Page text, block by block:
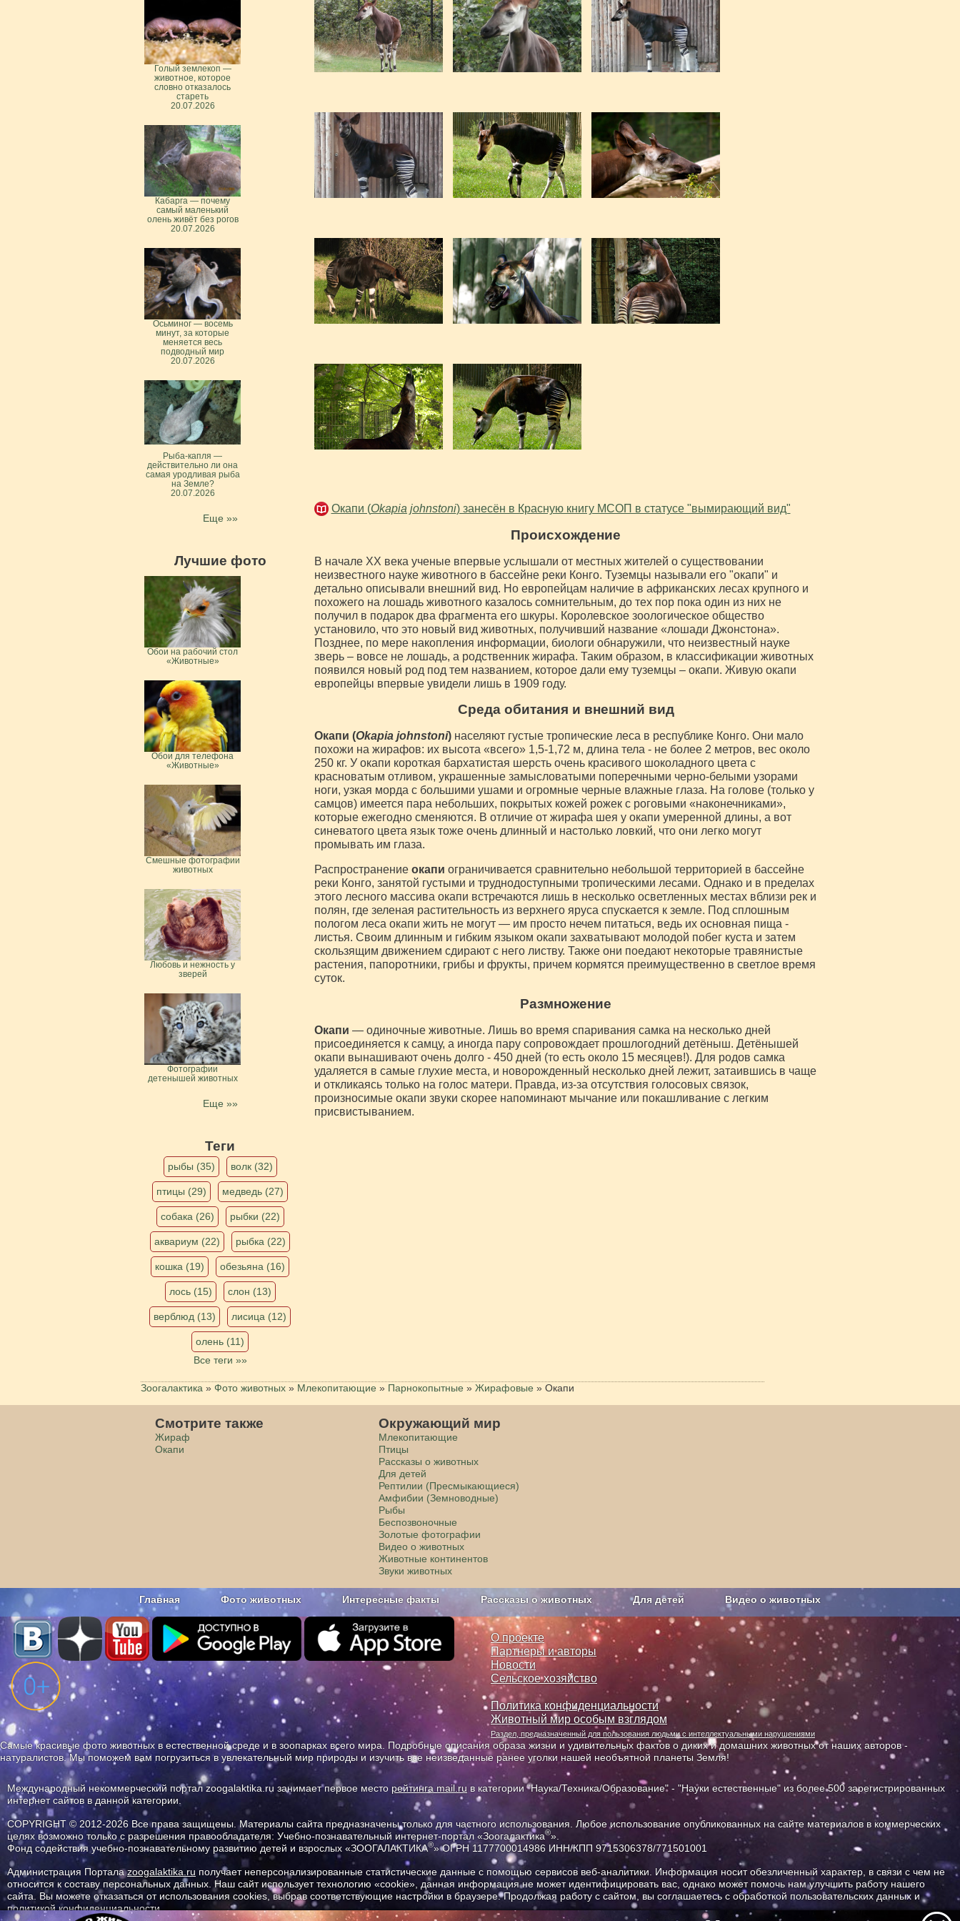
Окапи (Okapia johnstoni) занесён в Красную книгу МСОП в статусе "вымирающий вид"
Происхождение
В начале XX века ученые впервые услышали от местных жителей о существовании
неизвестного науке животного в бассейне реки Конго. Туземцы называли его "окапи" и
детально описывали внешний вид. Но европейцам наличие в африканских лесах крупного и
похожего на лошадь животного казалось сомнительным, до тех пор пока один из них не
получил в подарок два фрагмента его шкуры. Королевское зоологическое общество
установило, что это новый вид животных, получивший название «лошади Джонстона».
Позднее, по мере накопления информации, биологи обнаружили, что неизвестный науке
зверь – вовсе не лошадь, а родственник жирафа. Таким образом, в классификации животных
появился новый род под тем названием, которое дали ему туземцы – окапи. Живую окапи
европейцы впервые увидели лишь в 1909 году.
Среда обитания и внешний вид
Окапи (Okapia johnstoni)населяют густые тропические леса в республике Конго. Они мало
похожи на жирафов: их высота «всего» 1,5-1,72 м, длина тела - не более 2 метров, вес около
250 кг. У окапи короткая бархатистая шерсть очень красивого шоколадного цвета с
красноватым отливом, украшенные замысловатыми поперечными черно-белыми узорами
ноги, узкая морда с большими ушами и огромные черные влажные глаза. На голове (только у
самцов) имеется пара небольших, покрытых кожей рожек с роговыми «наконечниками»,
которые ежегодно сменяются. В отличие от жирафа шея у окапи умеренной длины, а вот
синеватого цвета язык тоже очень длинный и настолько ловкий, что они легко могут
промывать им глаза.
Распространение окапи ограничивается сравнительно небольшой территорией в бассейне
реки Конго, занятой густыми и труднодоступными тропическими лесами. Однако и в пределах
этого лесного массива окапи встречаются лишь в несколько осветленных местах вблизи рек и
полян, где зеленая растительность из верхнего яруса спускается к земле. Под сплошным
пологом леса окапи жить не могут — им просто нечем питаться, ведь их основная пища -
листья. Своим длинным и гибким языком окапи захватывают молодой побег куста и затем
скользящим движением сдирают с него листву. Также они поедают некоторые травянистые
растения, папоротники, грибы и фрукты, причем кормятся преимущественно в светлое время
суток.
Размножение
Окапи — одиночные животные. Лишь во время спаривания самка на несколько дней
присоединяется к самцу, а иногда пару сопровождает прошлогодний детёныш. Детёнышей
окапи вынашивают очень долго - 450 дней (то есть около 15 месяцев!). Для родов самка
удаляется в самые глухие места, и новорожденный несколько дней лежит, затаившись в чаще
и откликаясь только на голос матери. Правда, из-за отсутствия голосовых связок,
произносимые окапи звуки скорее напоминают мычание или покашливание с легким
присвистыванием.
Голый землекоп —
животное, которое
словно отказалось
стареть
20.07.2026
Кабарга — почему
самый маленький
олень живёт без рогов
20.07.2026
Осьминог — восемь
минут, за которые
меняется весь
подводный мир
20.07.2026
Рыба-капля —
действительно ли она
самая уродливая рыба
на Земле?
20.07.2026
Еще »»
Лучшие фото
Обои на рабочий стол
«Животные»
Обои для телефона
«Животные»
Смешные фотографии
животных
Любовь и нежность у
зверей
Фотографии
детенышей животных
Еще »»
Теги
рыбы (35) волк (32)
птицы (29) медведь (27)
собака (26) рыбки (22)
аквариум (22) рыбка (22)
кошка (19) обезьяна (16)
лось (15) слон (13)
верблюд (13) лисица (12)
олень (11)
Все теги »»
Зоогалактика » Фото животных » Млекопитающие » Парнокопытные » Жирафовые » Окапи
Смотрите также
Жираф
Окапи
Окружающий мир
Млекопитающие
Птицы
Рассказы о животных
Для детей
Рептилии (Пресмыкающиеся)
Амфибии (Земноводные)
Рыбы
Беспозвоночные
Золотые фотографии
Видео о животных
Животные континентов
Звуки животных
Главная Фото животных Интересные факты Рассказы о животных Для детей Видео о животных
Наши приложения. Бесплатно и без рекламы О проекте Сельское хозяйство
О проекте
Партнеры и авторы
Новости
Сельское хозяйство
Политика конфиденциальности
Животный мир особым взглядом
Раздел, предназначенный для пользования людьми с интеллектуальными нарушениями
Самые красивые фото животных в естественной среде и в зоопарках всего мира. Подробные описания образа жизни и удивительных фактов о диких и домашних животных от наших авторов -
натуралистов. Мы поможем вам погрузиться в увлекательный мир природы и изучить все неизведанные ранее уголки нашей необъятной планеты Земля!
Международный некоммерческий портал zoogalaktika.ru занимает первое место рейтинга mail.ru в категории "Наука/Техника/Образование" - "Науки естественные" из более 500 зарегистрированных
интернет сайтов в данной категории.
COPYRIGHT © 2012-2026 Все права защищены. Материалы сайта предназначены только для частного использования. Любое использование опубликованных на сайте материалов в коммерческих
целях возможно только с разрешения правообладателя: Учебно-познавательный интернет-портал «Зоогалактика®».
Фонд содействия учебно-познавательному развитию детей и взрослых «ЗООГАЛАКТИКА®» ОГРН 1177700014986 ИНН/КПП 9715306378/771501001
Администрация Порталаzoogalaktika.ru получает неперсонализированные статистические данные с помощью сервисов веб-аналитики. Информация носит обезличенный характер, в связи с чем не
относится к составу персональных данных. Наш сайт использует технологию «cookie», данная информация не может идентифицировать вас, однако может помочь нам улучшить работу нашего
сайта. Вы можете отказаться от использования cookies, выбрав соответствующие настройки в браузере. Продолжая работу с сайтом, вы соглашаетесь с обработкой пользовательских данных и
политикой конфиденциальности.